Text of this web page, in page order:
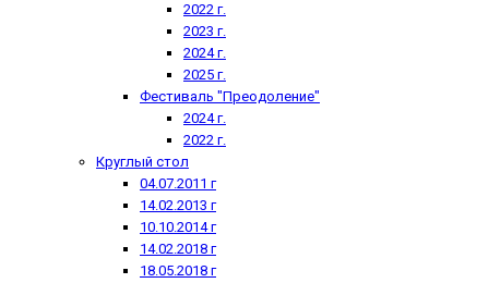
2022 г.
2023 г.
2024 г.
2025 г.
Фестиваль "Преодоление"
2024 г.
2022 г.
Круглый стол
04.07.2011 г
14.02.2013 г
10.10.2014 г
14.02.2018 г
18.05.2018 г